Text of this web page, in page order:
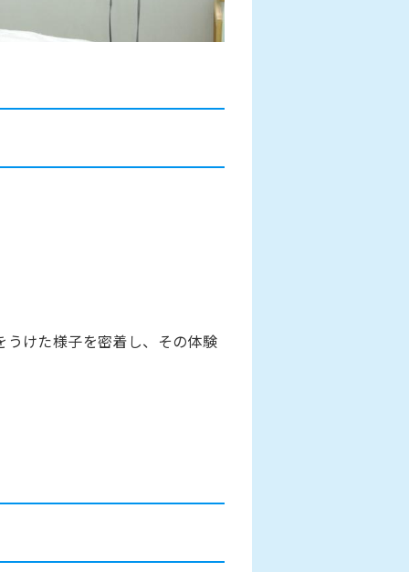
けた様子を密着し、その体験